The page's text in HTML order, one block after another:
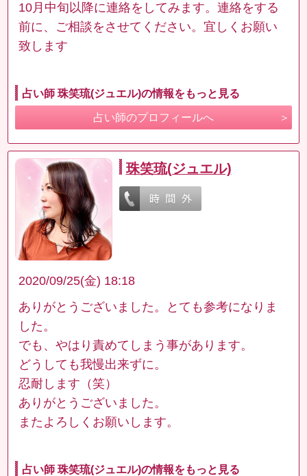
10月中旬以降に連絡をしてみます。連絡をする
前に、ご相談をさせてください。宜しくお願い
致します
占い師 珠笑琉(ジュエル)の情報をもっと見る
占い師のプロフィールへ
珠笑琉(ジュエル)
2020/09/25(金) 18:18
ありがとうございました。とても参考になりま
した。
でも、やはり責めてしまう事があります。
どうしても我慢出来ずに。
忍耐します（笑）
ありがとうございました。
またよろしくお願いします。
占い師 珠笑琉(ジュエル)の情報をもっと見る